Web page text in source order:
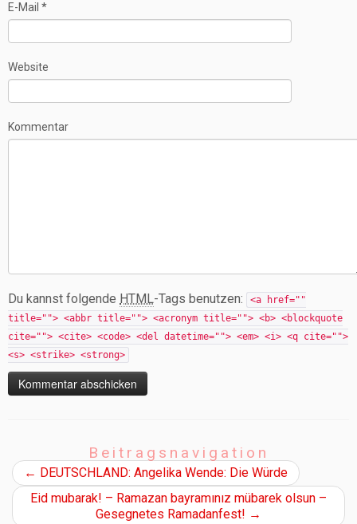
E-Mail *
Website
Kommentar
Du kannst folgende HTML-Tags benutzen:
<a href=""
title=""> <abbr title=""> <acronym title=""> <b> <blockquote
cite=""> <cite> <code> <del datetime=""> <em> <i> <q cite="">
<s> <strike> <strong>
Beitragsnavigation
← DEUTSCHLAND: Angelika Wende: Die Würde
Eid mubarak! – Ramazan bayramınız mübarek olsun –
Gesegnetes Ramadanfest! →